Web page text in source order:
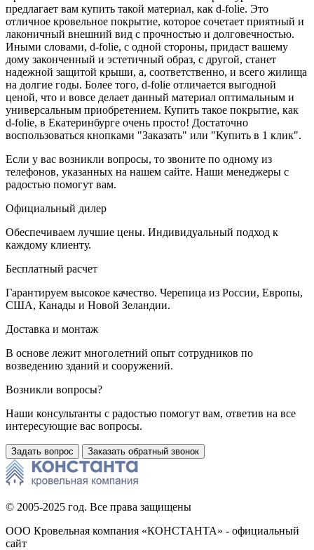
предлагает вам купить такой материал, как d-folie. Это
отличное кровельное покрытие, которое сочетает приятный и
лаконичный внешний вид с прочностью и долговечностью.
Иными словами, d-folie, с одной стороны, придаст вашему
дому законченный и эстетичный образ, с другой, станет
надежной защитой крыши, а, соответственно, и всего жилища
на долгие годы. Более того, d-folie отличается выгодной
ценой, что и вовсе делает данный материал оптимальным и
универсальным приобретением. Купить такое покрытие, как
d-folie, в Екатеринбурге очень просто! Достаточно
воспользоваться кнопками "Заказать" или "Купить в 1 клик".
Если у вас возникли вопросы, то звоните по одному из
телефонов, указанных на нашем сайте. Наши менеджеры с
радостью помогут вам.
Официальный дилер
Обеспечиваем лучшие цены. Индивидуальный подход к
каждому клиенту.
Бесплатный расчет
Гарантируем высокое качество. Черепица из России, Европы,
США, Канады и Новой Зеландии.
Доставка и монтаж
В основе лежит многолетний опыт сотрудников по
возведению зданий и сооружений.
Возникли вопросы?
Наши консультанты с радостью помогут вам, ответив на все
интересующие вас вопросы.
Задать вопрос Заказать обратный звонок
© 2005-2025 год. Все права защищены
ООО Кровельная компания «КОНСТАНТА» - официальный
сайт